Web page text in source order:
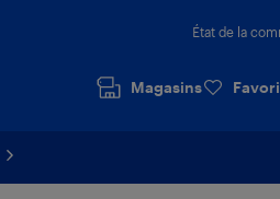
État de la
Magasins